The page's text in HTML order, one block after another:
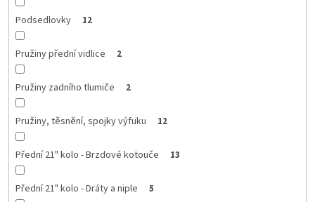
Podsedlovky 12
Pružiny přední vidlice 2
Pružiny zadního tlumiče 2
Pružiny, těsnění, spojky výfuku 12
Přední 21" kolo - Brzdové kotouče 13
Přední 21" kolo - Dráty a niple 5